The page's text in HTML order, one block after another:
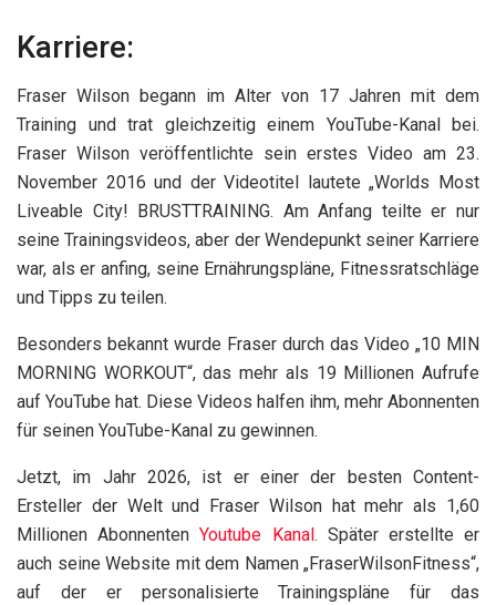
Karriere:
Fraser Wilson begann im Alter von 17 Jahren mit dem
Training und trat gleichzeitig einem YouTube-Kanal bei.
Fraser Wilson veröffentlichte sein erstes Video am 23.
November 2016 und der Videotitel lautete „Worlds Most
Liveable City! BRUSTTRAINING. Am Anfang teilte er nur
seine Trainingsvideos, aber der Wendepunkt seiner Karriere
war, als er anfing, seine Ernährungspläne, Fitnessratschläge
und Tipps zu teilen.
Besonders bekannt wurde Fraser durch das Video „10 MIN
MORNING WORKOUT“, das mehr als 19 Millionen Aufrufe
auf YouTube hat. Diese Videos halfen ihm, mehr Abonnenten
für seinen YouTube-Kanal zu gewinnen.
Jetzt, im Jahr 2026, ist er einer der besten Content-
Ersteller der Welt und Fraser Wilson hat mehr als 1,60
Millionen AbonnentenYoutube Kanal. Später erstellte er
auch seine Website mit dem Namen „FraserWilsonFitness“,
auf der er personalisierte Trainingspläne für das